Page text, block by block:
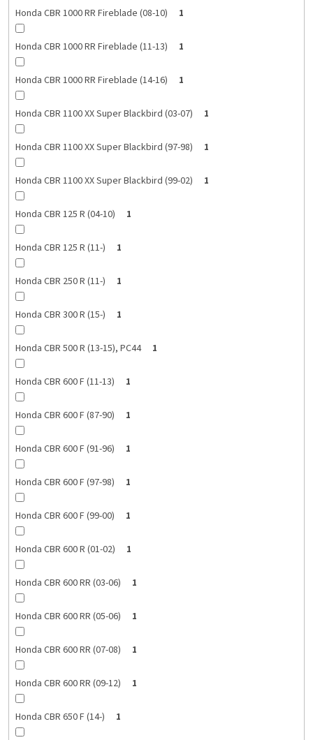
Honda CBR 1000 RR Fireblade (08-10) 1
Honda CBR 1000 RR Fireblade (11-13) 1
Honda CBR 1000 RR Fireblade (14-16) 1
Honda CBR 1100 XX Super Blackbird (03-07) 1
Honda CBR 1100 XX Super Blackbird (97-98) 1
Honda CBR 1100 XX Super Blackbird (99-02) 1
Honda CBR 125 R (04-10) 1
Honda CBR 125 R (11-) 1
Honda CBR 250 R (11-) 1
Honda CBR 300 R (15-) 1
Honda CBR 500 R (13-15), PC44 1
Honda CBR 600 F (11-13) 1
Honda CBR 600 F (87-90) 1
Honda CBR 600 F (91-96) 1
Honda CBR 600 F (97-98) 1
Honda CBR 600 F (99-00) 1
Honda CBR 600 R (01-02) 1
Honda CBR 600 RR (03-06) 1
Honda CBR 600 RR (05-06) 1
Honda CBR 600 RR (07-08) 1
Honda CBR 600 RR (09-12) 1
Honda CBR 650 F (14-) 1